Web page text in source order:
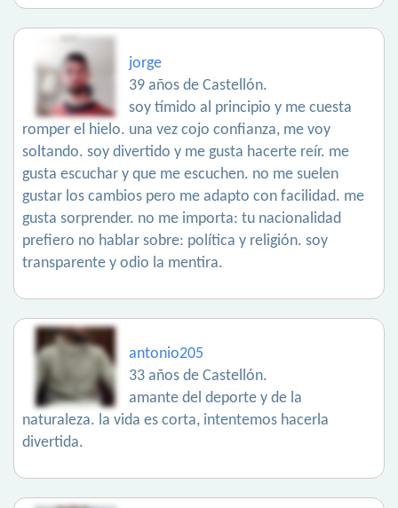
jorge
39 años de Castellón.
soy tímido al principio y me cuesta
romper el hielo. una vez cojo confianza, me voy
soltando. soy divertido y me gusta hacerte reír. me
gusta escuchar y que me escuchen. no me suelen
gustar los cambios pero me adapto con facilidad. me
gusta sorprender. no me importa: tu nacionalidad
prefiero no hablar sobre: política y religión. soy
transparente y odio la mentira.
antonio205
33 años de Castellón.
amante del deporte y de la
naturaleza. la vida es corta, intentemos hacerla
divertida.